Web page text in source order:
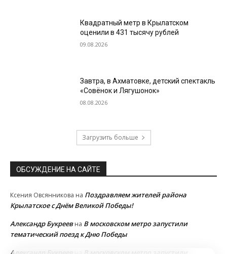
Квадратный метр в Крылатском
оценили в 431 тысячу рублей
09.08.2026
Завтра, в Ахматовке, детский спектакль
«Совёнок и Лягушонок»
08.08.2026
Загрузить больше
ОБСУЖДЕНИЕ НА САЙТЕ
Ксения Овсянникова на Поздравляем жителей района
Крылатское с Днём Великой Победы!
Александр Букреевна В московском метро запустили
тематический поезд к Дню Победы